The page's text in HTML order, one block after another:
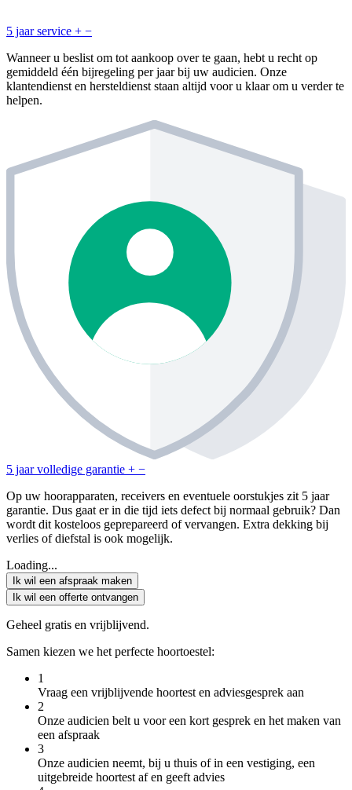
5 jaar service + −
Wanneer u beslist om tot aankoop over te gaan, hebt u recht op
gemiddeld één bijregeling per jaar bij uw audicien. Onze
klantendienst en hersteldienst staan altijd voor u klaar om u verder te
helpen.
5 jaar volledige garantie + −
Op uw hoorapparaten, receivers en eventuele oorstukjes zit 5 jaar
garantie. Dus gaat er in die tijd iets defect bij normaal gebruik? Dan
wordt dit kosteloos geprepareerd of vervangen. Extra dekking bij
verlies of diefstal is ook mogelijk.
Loading...
Ik wil een afspraak maken
Ik wil een offerte ontvangen
Geheel gratis en vrijblijvend.
Samen kiezen we het perfecte hoortoestel:
1
Vraag een vrijblijvende hoortest en adviesgesprek aan
2
Onze audicien belt u voor een kort gesprek en het maken van
een afspraak
3
Onze audicien neemt, bij u thuis of in een vestiging, een
uitgebreide hoortest af en geeft advies